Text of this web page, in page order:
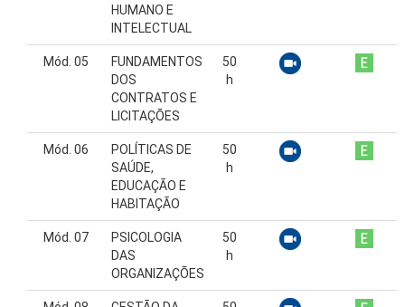
HUMANO E
INTELECTUAL
Mód. 05
FUNDAMENTOS
DOS
CONTRATOS E
LICITAÇÕES
50
h
Mód. 06
POLÍTICAS DE
SAÚDE,
EDUCAÇÃO E
HABITAÇÃO
50
h
Mód. 07
PSICOLOGIA
DAS
ORGANIZAÇÕES
50
h